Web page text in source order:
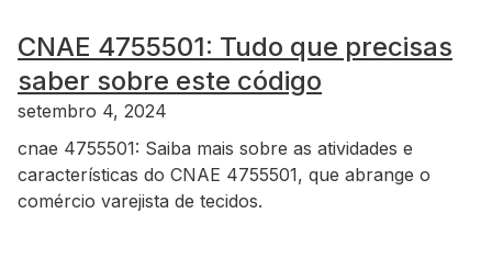
CNAE 4755501: Tudo que precisas
saber sobre este código
setembro 4, 2024
cnae 4755501: Saiba mais sobre as atividades e
características do CNAE 4755501, que abrange o
comércio varejista de tecidos.